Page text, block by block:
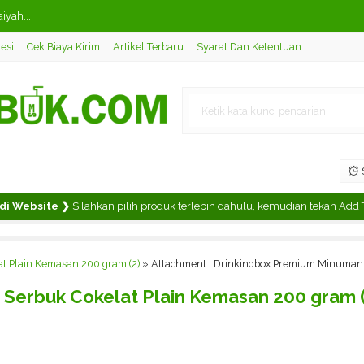
Mamio Kemasan 500 gram....
Mamio Kemasan 500 gram....
Untuk Restoran Ukuran A....
Cek Biaya Kirim Artikel Terbaru Syarat Dan Ketentuan
❯Silahkan pilih produk terlebih dahulu, kemudian tekan Add To
Plain Kemasan 200 gram (2) » Attachment : Drinkindbox Premium
Cokelat Plain Kemasan 200 gram